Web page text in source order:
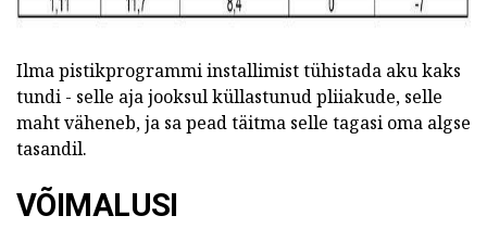
Ilma pistikprogrammi installimist tühistada aku kaks
tundi - selle aja jooksul küllastunud pliiakude, selle
maht väheneb, ja sa pead täitma selle tagasi oma algse
tasandil.
VÕIMALUSI